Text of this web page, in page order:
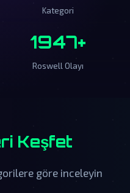
Kategori
1947+
Roswell Olayı
Keşfet
göre inceleyin